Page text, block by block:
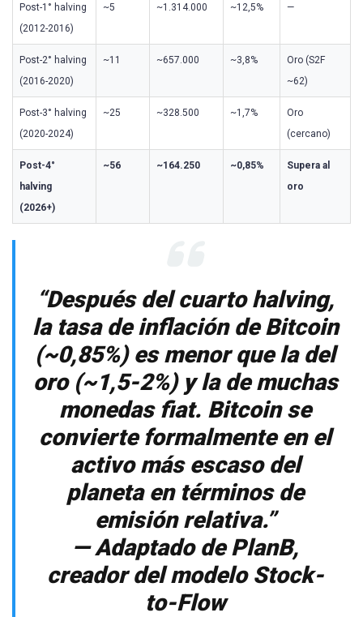
Post-1° halving
(2012-2016)
~5 ~1.314.000 ~12,5% —
Post-2° halving
(2016-2020)
~11 ~657.000 ~3,8%
Oro (S2F
~62)
Post-3° halving
(2020-2024)
~25 ~328.500 ~1,7%
Oro
(cercano)
Post-4°
halving
(2026+)
~56 ~164.250 ~0,85%
Supera al
oro
“Después del cuarto halving,
la tasa de inflación de Bitcoin
(~0,85%) es menor que la del
oro (~1,5-2%) y la de muchas
monedas fiat. Bitcoin se
convierte formalmente en el
activo más escaso del
planeta en términos de
emisión relativa.”
— Adaptado de PlanB,
creador del modelo Stock-
to-Flow